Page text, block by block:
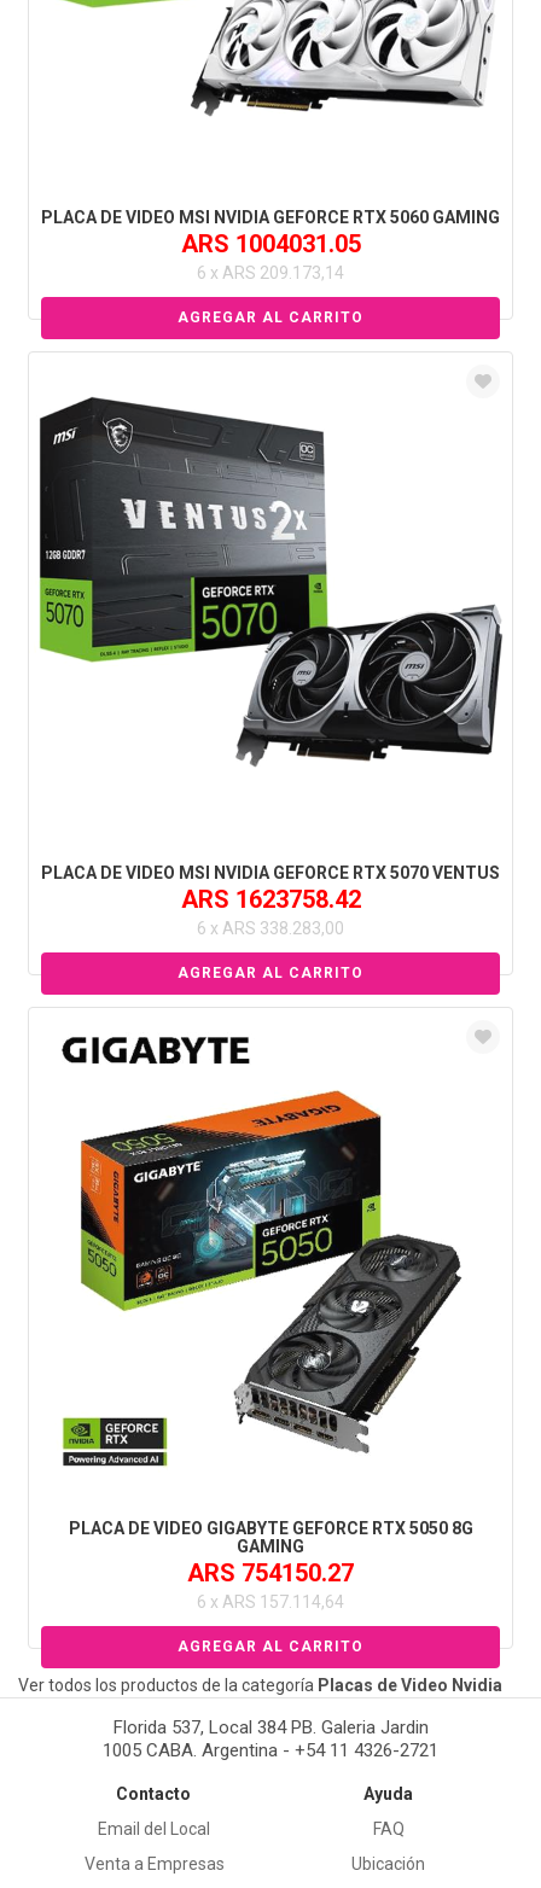
PLACA DE VIDEO MSI NVIDIA GEFORCE RTX 5060 GAMING
ARS 1004031.05
6 x ARS 209.173,14
PLACA DE VIDEO MSI NVIDIA GEFORCE RTX 5070 VENTUS
ARS 1623758.42
6 x ARS 338.283,00
PLACA DE VIDEO GIGABYTE GEFORCE RTX 5050 8G
GAMING
ARS 754150.27
6 x ARS 157.114,64
Ver todos los productos de la categoría Placas de Video Nvidia
Florida 537, Local 384 PB. Galeria Jardin
1005 CABA. Argentina - +54 11 4326-2721
Contacto
Email del Local
Venta a Empresas
Ayuda
FAQ
Ubicación